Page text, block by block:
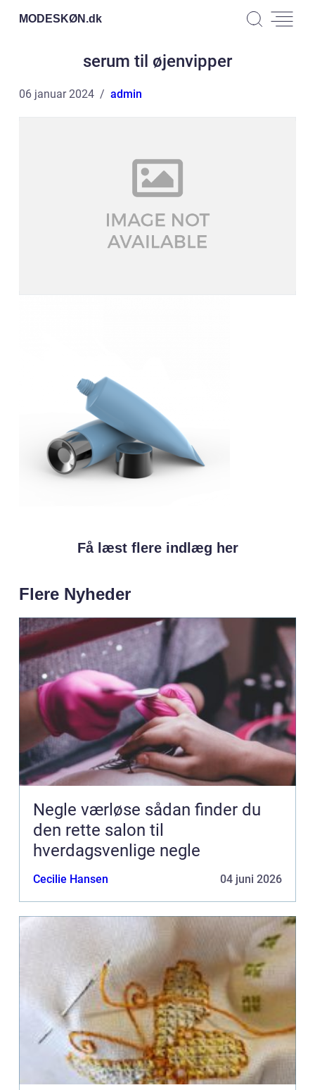
MODESKØN.dk
serum til øjenvipper
06 januar 2024 admin
Få læst flere indlæg her
Flere Nyheder
Negle værløse sådan finder du
den rette salon til
hverdagsvenlige negle
Cecilie Hansen 04 juni 2026